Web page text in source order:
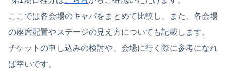
ここでは各会場のキャパをまとめて比較し、また、各会場
の座席配置やステージの見え方についても記載します。
チケットの申し込みの検討や、会場に行く際に参考になれ
ば幸いです。